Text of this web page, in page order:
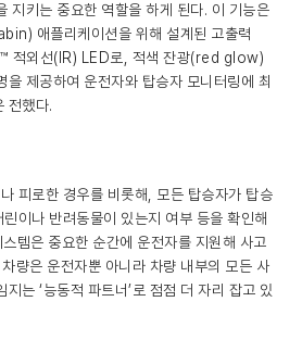
지키는 중요한 역할을 하게 된다. 이 기능은
애플리케이션을 위해 설계된 고출력
외선(IR) LED로, 적색 잔광(red glow)
을 제공하여 운전자와 탑승자 모니터링에 최
전했다.
피로한 경우를 비롯해, 모든 탑승자가 탑승
이나 반려동물이 있는지 여부 등을 확인해
템은 중요한 순간에 운전자를 지원해 사고
량은 운전자뿐 아니라 차량 내부의 모든 사
는 ‘능동적 파트너’로 점점 더 자리 잡고 있